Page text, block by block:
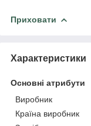
Приховати
Характеристики
Основні атрибути
Виробник
Країна виробник